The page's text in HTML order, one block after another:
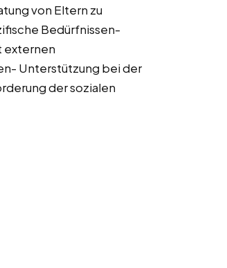
von Eltern zu
Bedürfnissen-
externen
Unterstützung bei der
der sozialen